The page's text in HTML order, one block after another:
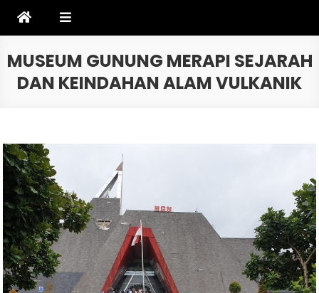
MUSEUM GUNUNG MERAPI SEJARAH
DAN KEINDAHAN ALAM VULKANIK